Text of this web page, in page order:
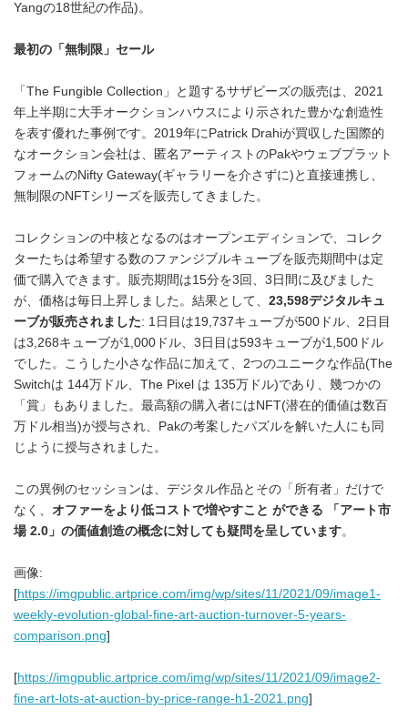
Yangの18世紀の作品)。
最初の「無制限」セール
「The Fungible Collection」と題するサザビーズの販売は、2021
年上半期に大手オークションハウスにより示された豊かな創造性
を表す優れた事例です。2019年にPatrick Drahiが買収した国際的
なオークション会社は、匿名アーティストのPakやウェブプラット
フォームのNifty Gateway(ギャラリーを介さずに)と直接連携し、
無制限のNFTシリーズを販売してきました。
コレクションの中核となるのはオープンエディションで、コレク
ターたちは希望する数のファンジブルキューブを販売期間中は定
価で購入できます。販売期間は15分を3回、3日間に及びました
が、価格は毎日上昇しました。結果として、 23,598デジタルキュ
ーブが販売されました: 1日目は19,737キューブが500ドル、2日目
は3,268キューブが1,000ドル、3日目は593キューブが1,500ドル
でした。こうした小さな作品に加えて、2つのユニークな作品(The
Switchは 144万ドル、The Pixel は 135万ドル)であり、幾つかの
「賞」もありました。最高額の購入者にはNFT(潜在的価値は数百
万ドル相当)が授与され、Pakの考案したパズルを解いた人にも同
じように授与されました。
この異例のセッションは、デジタル作品とその「所有者」だけで
なく、 オファーをより低コストで増やすこと ができる
「アート市
場 2.0 」の価値創造の概念に対しても疑問を呈しています。
画像:
[https://imgpublic.artprice.com/img/wp/sites/11/2021/09/image1-
weekly-evolution-global-fine-art-auction-turnover-5-years-
comparison.png]
[https://imgpublic.artprice.com/img/wp/sites/11/2021/09/image2-
fine-art-lots-at-auction-by-price-range-h1-2021.png]